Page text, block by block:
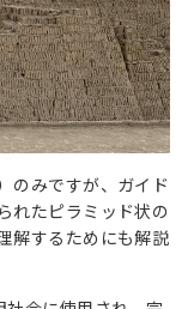
のみですが、ガイド
れたピラミッド状の
解するためにも解説